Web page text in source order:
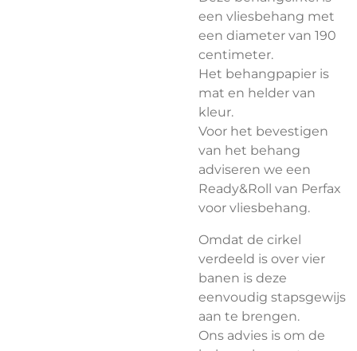
een vliesbehang met
een diameter van 190
centimeter.
Het behangpapier is
mat en helder van
kleur.
Voor het bevestigen
van het behang
adviseren we een
Ready&Roll van Perfax
voor vliesbehang.
Omdat de cirkel
verdeeld is over vier
banen is deze
eenvoudig stapsgewijs
aan te brengen.
Ons advies is om de